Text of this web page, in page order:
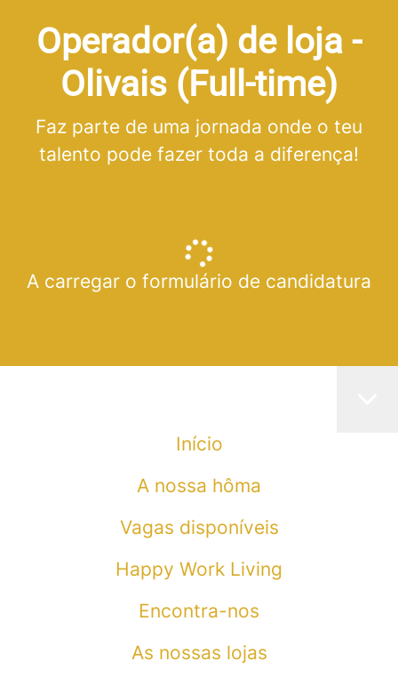
Operador(a) de loja -
Olivais (Full-time)
Faz parte de uma jornada onde o teu
talento pode fazer toda a diferença!
A carregar o formulário de candidatura
Início
A nossa hôma
Vagas disponíveis
Happy Work Living
Encontra-nos
As nossas lojas